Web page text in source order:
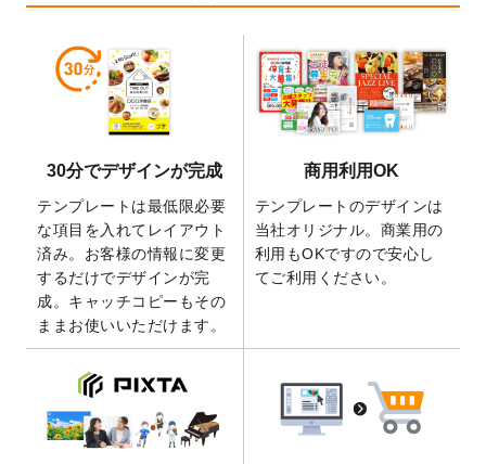
開いたしました。
暑中見舞いのデザインテンプレート
しました。
2026/5/28
【新商品】マグネットステッカーが作成で
きるようになりました！
の全4ステップを解説！」を公開いたしまし
た。
2026/4/23
コラム「 画像の配置・差し替え・トリミン
グ」「テンプレート間でパーツを流用する
方法」を公開いたしました。
2026/4/21
アクリルキーホルダーのデザインテンプレ
ート を追加いたしました。
りました！
2025/12/22
【新商品】アクリルキーホルダーが作成で
きるようになりました！
30分でデザインが完成
テンプレートは最低限必要
な項目を入れてレイアウト
済み。お客様の情報に変更
するだけでデザインが完
成。キャッチコピーもその
ままお使いいただけます。
商用利用OK
テンプレートのデザインは
当社オリジナル。商業用の
利用もOKですので安心し
てご利用ください。